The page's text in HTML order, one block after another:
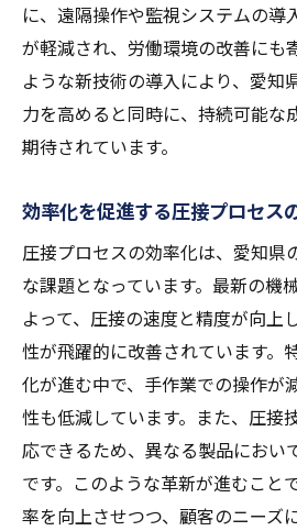
に、遠隔操作や監視システムの導
が軽減され、労働環境の改善にも
ような新技術の導入により、愛知
力を高めると同時に、持続可能な
期待されています。
効率化を促進する圧接プロセス
圧接プロセスの効率化は、愛知県
な課題となっています。最新の機
よって、圧接の速度と精度が向上
性が飛躍的に改善されています。
化が進む中で、手作業での操作が
性も低減しています。また、圧接
応できるため、異なる製品におい
です。このような革新が進むこと
率を向上させつつ、顧客のニーズ